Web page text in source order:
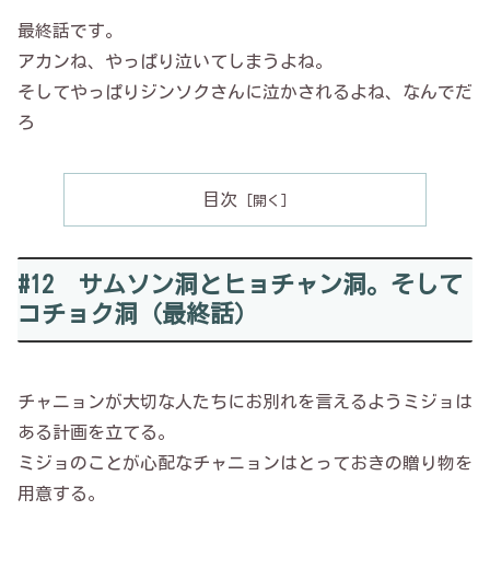
最終話です。
アカンね、やっぱり泣いてしまうよね。
そしてやっぱりジンソクさんに泣かされるよね、なんでだ
ろ
目次
#12 サムソン洞とヒョチャン洞。そして
コチョク洞（最終話）
チャニョンが大切な人たちにお別れを言えるようミジョは
ある計画を立てる。
ミジョのことが心配なチャニョンはとっておきの贈り物を
用意する。